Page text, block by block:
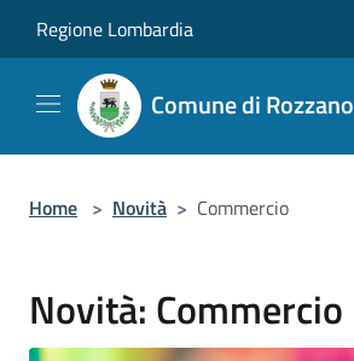
Regione Lombardia
Comune di Rozzano
Home > Novità > Commercio
Novità: Commercio